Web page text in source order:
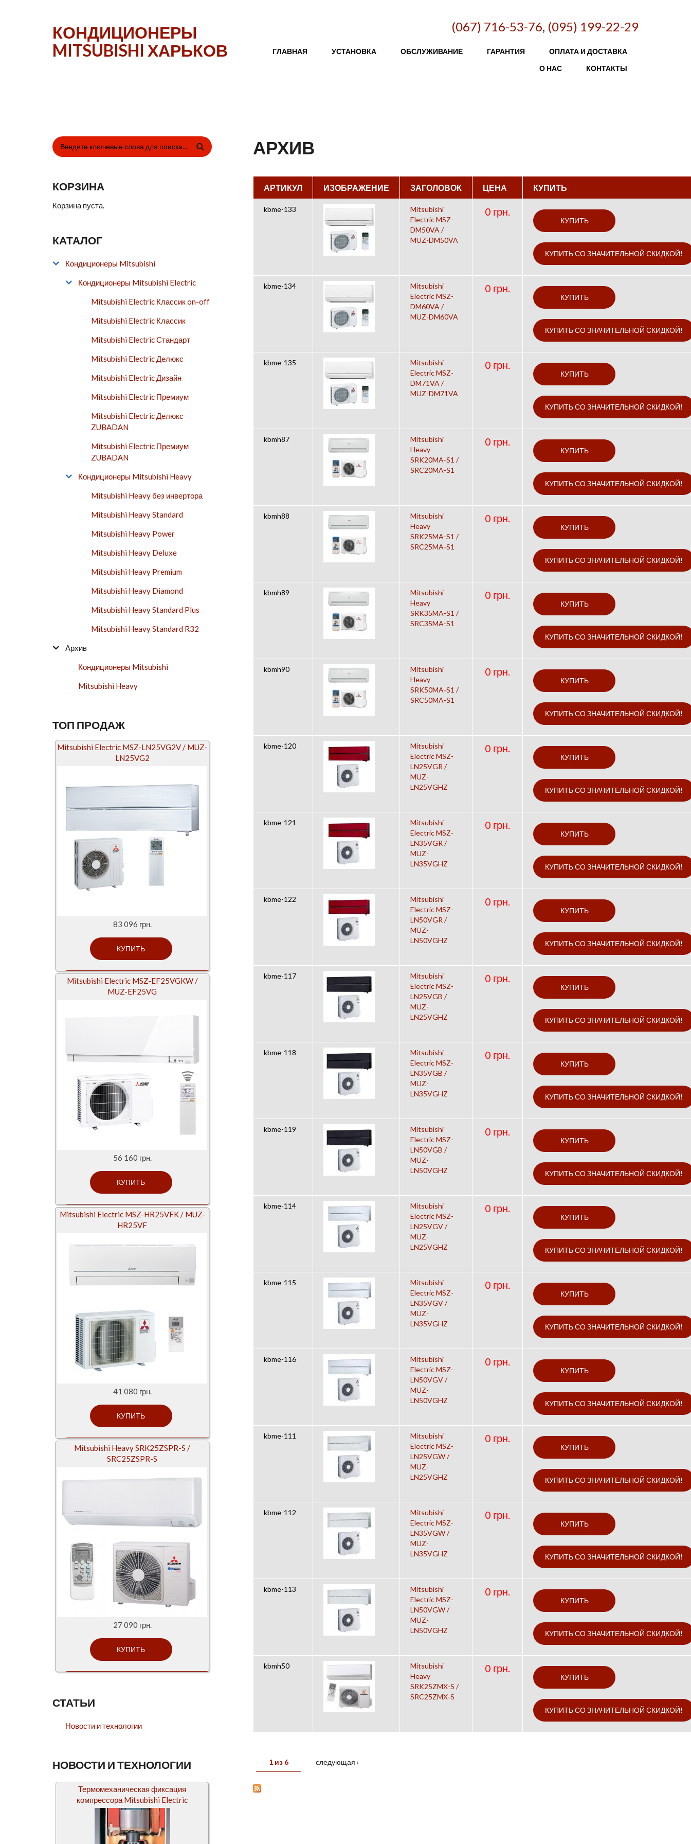
КОНДИЦИОНЕРЫ
MITSUBISHI ХАРЬКОВ
(067) 716-53-76, (095) 199-22-29
ГЛАВНАЯ УСТАНОВКА ОБСЛУЖИВАНИЕ ГАРАНТИЯ
ОПЛАТА И ДОСТАВКА
О НАС
КОНТАКТЫ
ФОРМА ПОИСКА
КОРЗИНА
Корзина пуста.
КАТАЛОГ
Кондиционеры Mitsubishi
Кондиционеры Mitsubishi Electric
Mitsubishi Electric Классик on-off
Mitsubishi Electric Классик
Mitsubishi Electric Стандарт
Mitsubishi Electric Делюкс
Mitsubishi Electric Дизайн
Mitsubishi Electric Премиум
Mitsubishi Electric Делюкс
ZUBADAN
Mitsubishi Electric Премиум
ZUBADAN
Кондиционеры Mitsubishi Heavy
Mitsubishi Heavy без инвертора
Mitsubishi Heavy Standard
Mitsubishi Heavy Power
Mitsubishi Heavy Deluxe
Mitsubishi Heavy Premium
Mitsubishi Heavy Diamond
Mitsubishi Heavy Standard Plus
Mitsubishi Heavy Standard R32
Архив
Кондиционеры Mitsubishi
Mitsubishi Heavy
ТОП ПРОДАЖ
Mitsubishi Electric MSZ-LN25VG2V / MUZ-
LN25VG2
83 096 грн.
Mitsubishi Electric MSZ-EF25VGKW /
MUZ-EF25VG
56 160 грн.
Mitsubishi Electric MSZ-HR25VFK / MUZ-
HR25VF
41 080 грн.
Mitsubishi Heavy SRK25ZSPR-S /
SRC25ZSPR-S
27 090 грн.
СТАТЬИ
Новости и технологии
НОВОСТИ И ТЕХНОЛОГИИ
Термомеханическая фиксация
компрессора Mitsubishi Electric
АРХИВ
АРТИКУЛ ИЗОБРАЖЕНИЕ ЗАГОЛОВОК ЦЕНА КУПИТЬ
kbme-133
Mitsubishi
Electric MSZ-
DM50VA /
MUZ-DM50VA
0 грн.
kbme-134
Mitsubishi
Electric MSZ-
DM60VA /
MUZ-DM60VA
0 грн.
kbme-135
Mitsubishi
Electric MSZ-
DM71VA /
MUZ-DM71VA
0 грн.
kbmh87
Mitsubishi
Heavy
SRK20MA-S1 /
SRC20MA-S1
0 грн.
kbmh88
Mitsubishi
Heavy
SRK25MA-S1 /
SRC25MA-S1
0 грн.
kbmh89
Mitsubishi
Heavy
SRK35MA-S1 /
SRC35MA-S1
0 грн.
kbmh90
Mitsubishi
Heavy
SRK50MA-S1 /
SRC50MA-S1
0 грн.
kbme-120
Mitsubishi
Electric MSZ-
LN25VGR /
MUZ-
LN25VGHZ
0 грн.
kbme-121
Mitsubishi
Electric MSZ-
LN35VGR /
MUZ-
LN35VGHZ
0 грн.
kbme-122
Mitsubishi
Electric MSZ-
LN50VGR /
MUZ-
LN50VGHZ
0 грн.
kbme-117
Mitsubishi
Electric MSZ-
LN25VGB /
MUZ-
LN25VGHZ
0 грн.
kbme-118
Mitsubishi
Electric MSZ-
LN35VGB /
MUZ-
LN35VGHZ
0 грн.
kbme-119
Mitsubishi
Electric MSZ-
LN50VGB /
MUZ-
LN50VGHZ
0 грн.
kbme-114
Mitsubishi
Electric MSZ-
LN25VGV /
MUZ-
LN25VGHZ
0 грн.
kbme-115
Mitsubishi
Electric MSZ-
LN35VGV /
MUZ-
LN35VGHZ
0 грн.
kbme-116
Mitsubishi
Electric MSZ-
LN50VGV /
MUZ-
LN50VGHZ
0 грн.
kbme-111
Mitsubishi
Electric MSZ-
LN25VGW /
MUZ-
LN25VGHZ
0 грн.
kbme-112
Mitsubishi
Electric MSZ-
LN35VGW /
MUZ-
LN35VGHZ
0 грн.
kbme-113
Mitsubishi
Electric MSZ-
LN50VGW /
MUZ-
LN50VGHZ
0 грн.
kbmh50
Mitsubishi
Heavy
SRK25ZMX-S /
SRC25ZMX-S
0 грн.
1 из 6 следующая ›